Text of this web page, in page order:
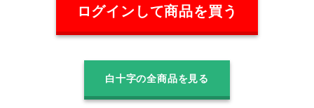
ログインして商品を買う
白十字の全商品を見る